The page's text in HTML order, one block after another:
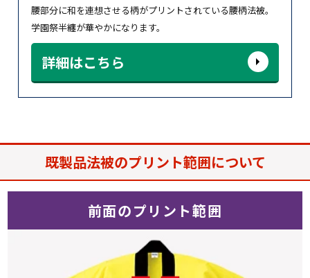
腰部分に和を連想させる柄がプリントされている腰柄法被。
学園祭半纏が華やかになります。
詳細はこちら
既製品法被のプリント範囲について
前面のプリント範囲